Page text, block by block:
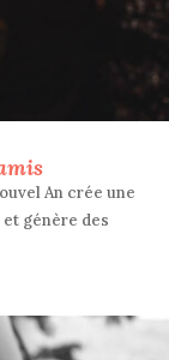
An crée une
génère des